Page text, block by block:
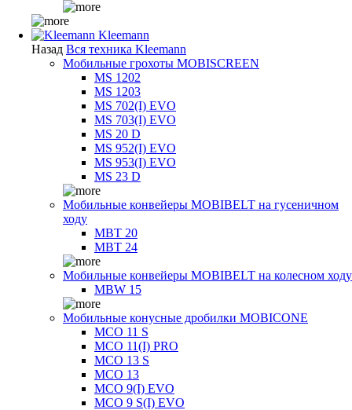
Kleemann
Назад Вся техника Kleemann
Мобильные грохоты MOBISCREEN
MS 1202
MS 1203
MS 702(I) EVO
MS 703(I) EVO
MS 20 D
MS 952(I) EVO
MS 953(I) EVO
MS 23 D
Мобильные конвейеры MOBIBELT на гусеничном
ходу
MBT 20
MBT 24
Мобильные конвейеры MOBIBELT на колесном ходу
MBW 15
Мобильные конусные дробилки MOBICONE
MCO 11 S
MCO 11(I) PRO
MCO 13 S
MCO 13
MCO 9(I) EVO
MCO 9 S(I) EVO